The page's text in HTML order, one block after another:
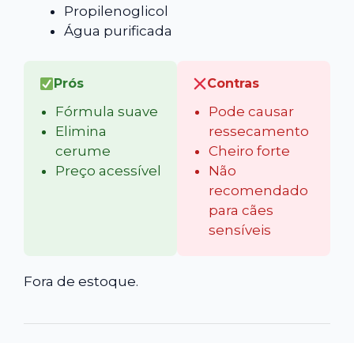
Propilenoglicol
Água purificada
Prós
Fórmula suave
Elimina
cerume
Preço acessível
Contras
Pode causar
ressecamento
Cheiro forte
Não
recomendado
para cães
sensíveis
Fora de estoque.